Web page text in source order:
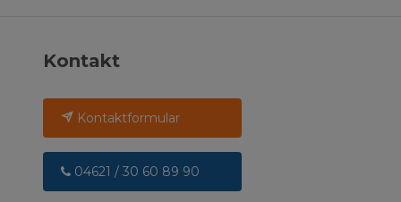
Kontakt
Kontaktformular
04621 / 30 60 89 90